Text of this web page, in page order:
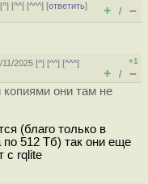
^] [^^] [^^^] [ответить]
+ / –
2025 [^] [^^] [^^^]
+1
+ / –
они там не
(благо только в
512 Тб) так они еще
с rqlite